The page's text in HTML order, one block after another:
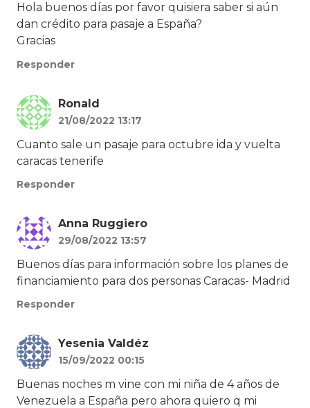
Hola buenos días por favor quisiera saber si aún
dan crédito para pasaje a España?
Gracias
Responder
Ronald
21/08/2022 13:17
Cuanto sale un pasaje para octubre ida y vuelta
caracas tenerife
Responder
Anna Ruggiero
29/08/2022 13:57
Buenos días para información sobre los planes de
financiamiento para dos personas Caracas- Madrid
Responder
Yesenia Valdéz
15/09/2022 00:15
Buenas noches m vine con mi niña de 4 años de
Venezuela a España pero ahora quiero q mi